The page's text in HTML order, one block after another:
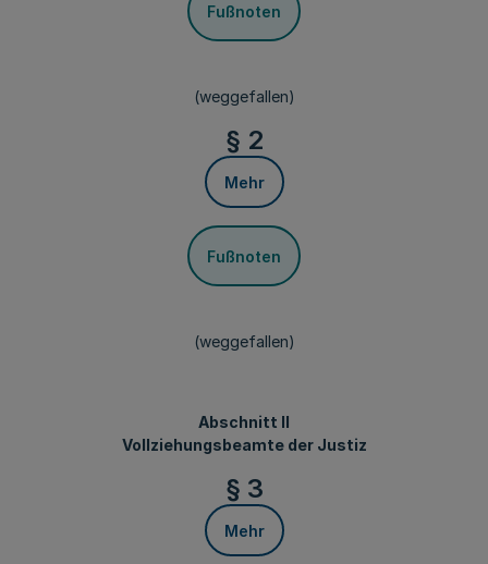
Fußnoten
(weggefallen)
§ 2
Mehr
Fußnoten
(weggefallen)
Abschnitt II
Vollziehungsbeamte der Justiz
§ 3
Mehr